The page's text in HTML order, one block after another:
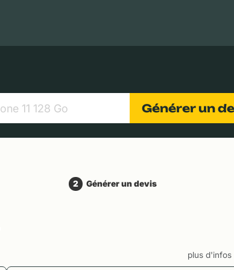
Générer un
2 Générer un devis
plus d'infos